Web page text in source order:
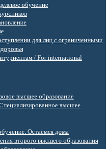
обучение
для лиц с ограниченными
/ For international
высшее образование
высшее
Остаёмся дома
второго высшего образования